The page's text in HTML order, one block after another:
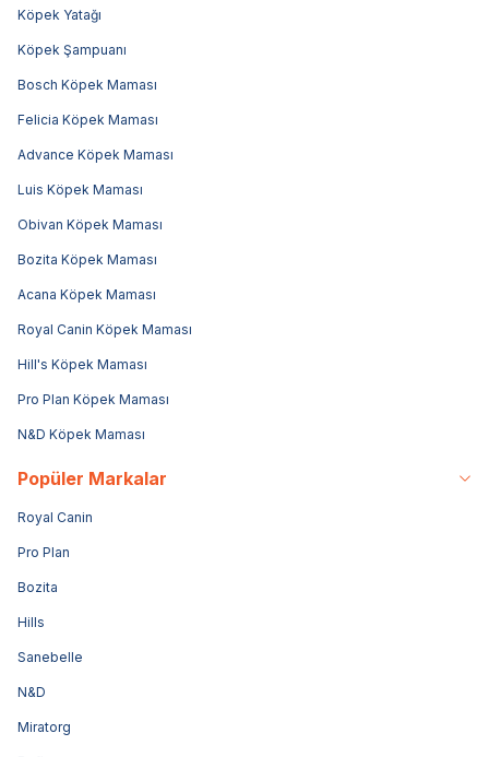
Köpek Yatağı
Köpek Şampuanı
Bosch Köpek Maması
Felicia Köpek Maması
Advance Köpek Maması
Luis Köpek Maması
Obivan Köpek Maması
Bozita Köpek Maması
Acana Köpek Maması
Royal Canin Köpek Maması
Hill's Köpek Maması
Pro Plan Köpek Maması
N&D Köpek Maması
Popüler Markalar
Royal Canin
Pro Plan
Bozita
Hills
Sanebelle
N&D
Miratorg